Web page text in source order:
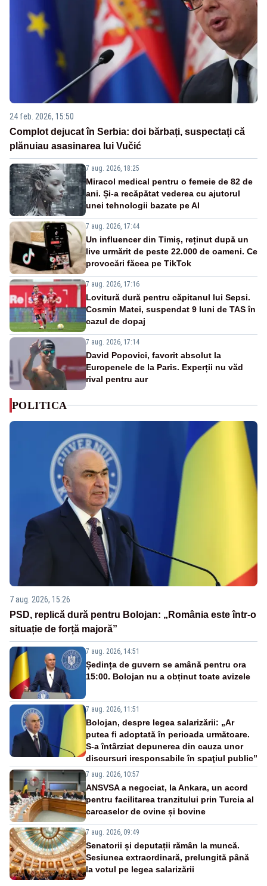
24 feb. 2026, 15:50
Complot dejucat în Serbia: doi bărbați, suspectați că
plănuiau asasinarea lui Vučić
7 aug. 2026, 18:25
Miracol medical pentru o femeie de 82 de
ani. Și-a recăpătat vederea cu ajutorul
unei tehnologii bazate pe AI
7 aug. 2026, 17:44
Un influencer din Timiș, reținut după un
live urmărit de peste 22.000 de oameni. Ce
provocări făcea pe TikTok
7 aug. 2026, 17:16
Lovitură dură pentru căpitanul lui Sepsi.
Cosmin Matei, suspendat 9 luni de TAS în
cazul de dopaj
7 aug. 2026, 17:14
David Popovici, favorit absolut la
Europenele de la Paris. Experții nu văd
rival pentru aur
POLITICA
7 aug. 2026, 15:26
PSD, replică dură pentru Bolojan: „România este într-o
situație de forță majoră”
7 aug. 2026, 14:51
Ședința de guvern se amână pentru ora
15:00. Bolojan nu a obținut toate avizele
7 aug. 2026, 11:51
Bolojan, despre legea salarizării: „Ar
putea fi adoptată în perioada următoare.
S-a întârziat depunerea din cauza unor
discursuri iresponsabile în spaţiul public”
7 aug. 2026, 10:57
ANSVSA a negociat, la Ankara, un acord
pentru facilitarea tranzitului prin Turcia al
carcaselor de ovine și bovine
7 aug. 2026, 09:49
Senatorii și deputații rămân la muncă.
Sesiunea extraordinară, prelungită până
la votul pe legea salarizării